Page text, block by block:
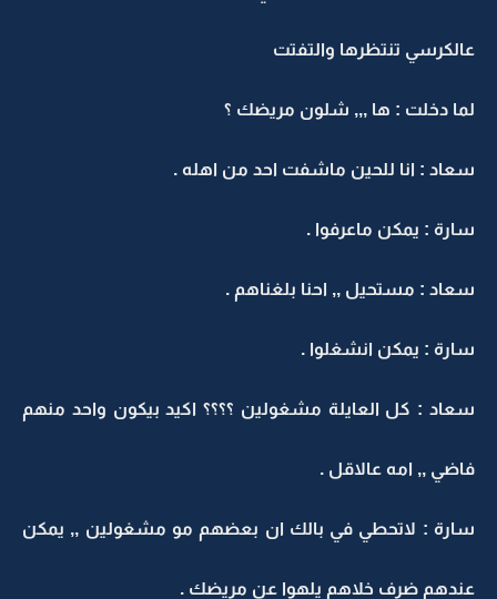
عالكرسي تنتظرها والتفتت
لما دخلت : ها ,,, شلون مريضك ؟
سعاد : انا للحين ماشفت احد من اهله .
سارة : يمكن ماعرفوا .
سعاد : مستحيل ,, احنا بلغناهم .
سارة : يمكن انشغلوا .
سعاد : كل العايلة مشغولين ؟؟؟؟ اكيد بيكون واحد منهم
فاضي ,, امه عالاقل .
سارة : لاتحطي في بالك ان بعضهم مو مشغولين ,, يمكن
عندهم ضرف خلاهم يلهوا عن مريضك .